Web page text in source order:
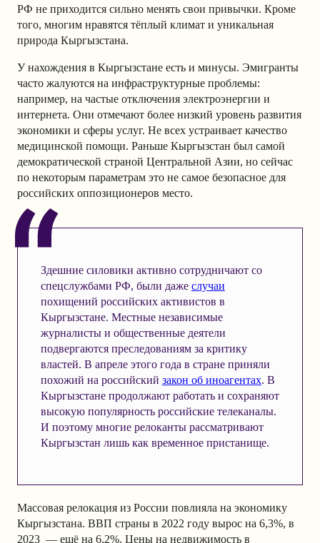
РФ не приходится сильно менять свои привычки. Кроме
того, многим нравятся тёплый климат и уникальная
природа Кыргызстана.
У нахождения в Кыргызстане есть и минусы. Эмигранты
часто жалуются на инфраструктурные проблемы:
например, на частые отключения электроэнергии и
интернета. Они отмечают более низкий уровень развития
экономики и сферы услуг. Не всех устраивает качество
медицинской помощи. Раньше Кыргызстан был самой
демократической страной Центральной Азии, но сейчас
по некоторым параметрам это не самое безопасное для
российских оппозиционеров место.
Здешние силовики активно сотрудничают со
спецслужбами РФ, были даже случаи
похищений российских активистов в
Кыргызстане. Местные независимые
журналисты и общественные деятели
подвергаются преследованиям за критику
властей. В апреле этого года в стране приняли
похожий на российский закон об иноагентах. В
Кыргызстане продолжают работать и сохраняют
высокую популярность российские телеканалы.
И поэтому многие релоканты рассматривают
Кыргызстан лишь как временное пристанище.
Массовая релокация из России повлияла на экономику
Кыргызстана. ВВП страны в 2022 году вырос на 6,3%, в
2023 — ещё на 6,2%. Цены на недвижимость в